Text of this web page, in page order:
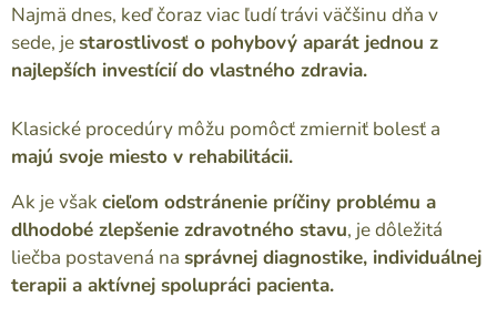
Najmä dnes, keď čoraz viac ľudí trávi väčšinu dňa v
sede, jestarostlivosť o pohybový aparát jednou z
najlepších investícií do vlastného zdravia.
Klasické procedúry môžu pomôcť zmierniť bolesť a
majú svoje miesto v rehabilitácii.
Ak je však cieľom odstránenie príčiny problému a
dlhodobé zlepšenie zdravotného stavu, je dôležitá
liečba postavená na správnej diagnostike, individuálnej
terapii a aktívnej spolupráci pacienta.